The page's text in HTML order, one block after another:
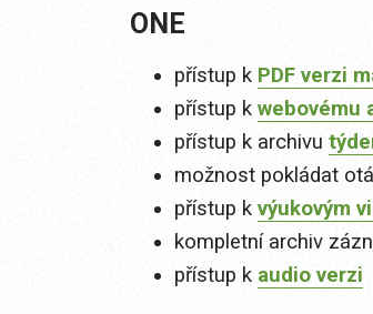
ONE
přístup k PDF verzi
přístup k webovému
přístup k archivu
možnost pokládat
přístup k výukovým
kompletní archiv
přístup k audio verzi